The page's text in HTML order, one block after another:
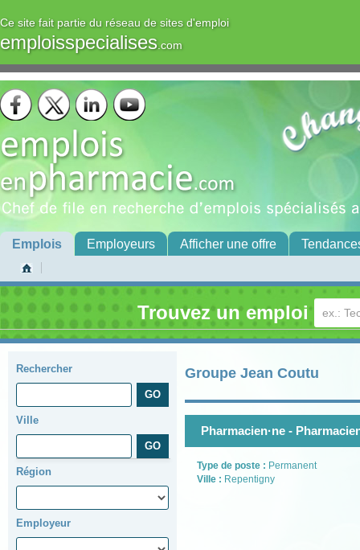
Ce site fait partie du réseau de sites d'emploi
emploisspecialises.com
Emplois Employeurs Afficher une offre
Trouvez un emploi
Rechercher
Ville
Région
Employeur
Groupe Jean Coutu
Pharmacien·ne -
Type de poste : Permanent
Ville : Repentigny